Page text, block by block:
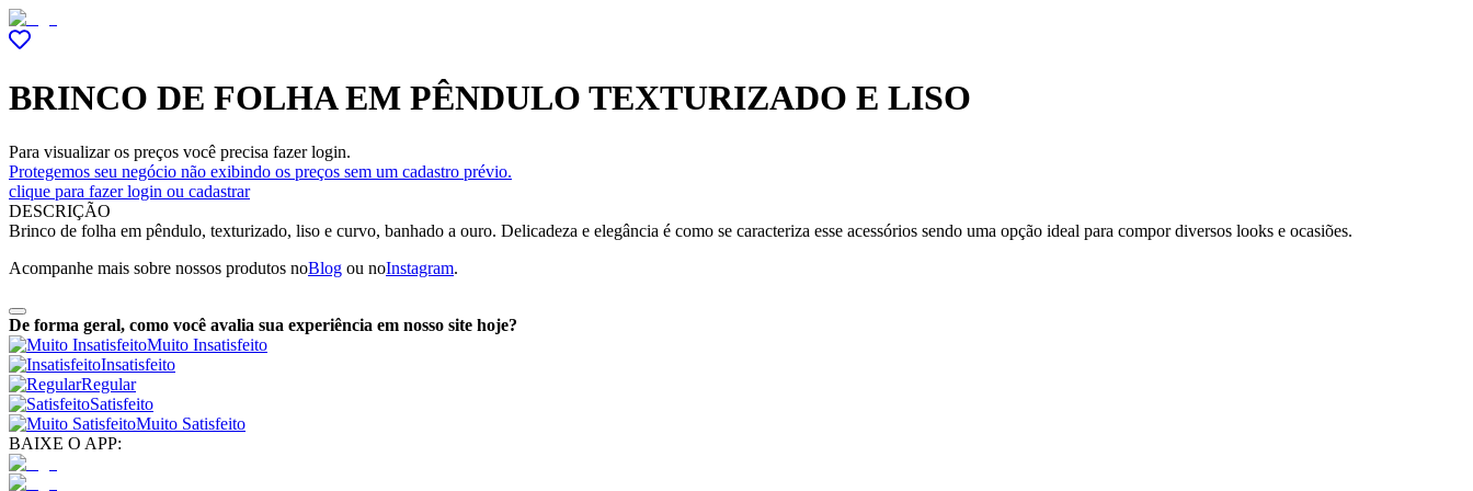
BRINCO DE FOLHA EM PÊNDULO TEXTURIZADO E LISO
Para visualizar os preços você precisa fazer login.
Protegemos seu negócio não exibindo os preços sem um cadastro prévio.
clique para fazer login ou cadastrar
DESCRIÇÃO
Brinco de folha em pêndulo, texturizado, liso e curvo, banhado a ouro. Delicadeza e elegância é como se caracteriza esse acessórios sendo uma opção ideal para compor diversos looks e ocasiões.
Acompanhe mais sobre nossos produtos noBlog ou noInstagram.
De forma geral, como você avalia sua experiência em nosso site hoje?
Muito Insatisfeito
Insatisfeito
Regular
Satisfeito
Muito Satisfeito
BAIXE O APP: